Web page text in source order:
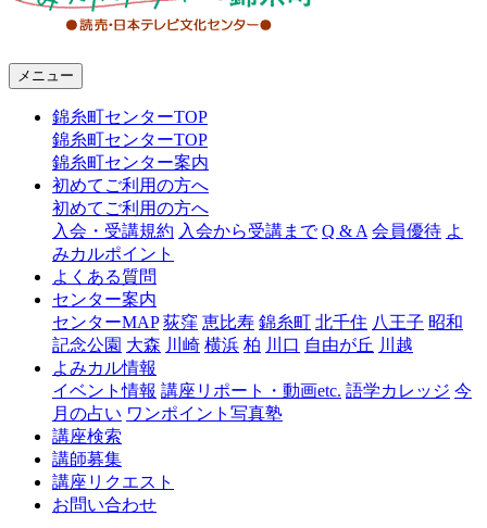
ャ
糸
メニュー
錦糸町センターTOP
錦糸町センターTOP
錦糸町センター案内
初めてご利用の方へ
初めてご利用の方へ
入会・受講規約 入会から受講まで Q & A 会員優待 よ
みカルポイント
よくある質問
センター案内
センターMAP 荻窪 恵比寿 錦糸町 北千住 八王子 昭和
記念公園 大森 川崎 横浜 柏 川口 自由が丘 川越
よみカル情報
イベント情報 講座リポート・動画etc. 語学カレッジ 今
月の占い ワンポイント写真塾
講座検索
講師募集
講座リクエスト
お問い合わせ